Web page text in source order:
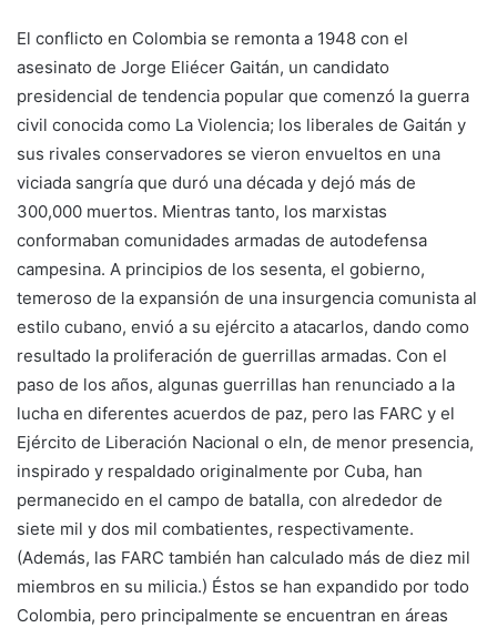
El conflicto en Colombia se remonta a 1948 con el
asesinato de Jorge Eliécer Gaitán, un candidato
presidencial de tendencia popular que comenzó la guerra
civil conocida como La Violencia; los liberales de Gaitán y
sus rivales conservadores se vieron envueltos en una
viciada sangría que duró una década y dejó más de
300,000 muertos. Mientras tanto, los marxistas
conformaban comunidades armadas de autodefensa
campesina. A principios de los sesenta, el gobierno,
temeroso de la expansión de una insurgencia comunista al
estilo cubano, envió a su ejército a atacarlos, dando como
resultado la proliferación de guerrillas armadas. Con el
paso de los años, algunas guerrillas han renunciado a la
lucha en diferentes acuerdos de paz, pero las FARC y el
Ejército de Liberación Nacional o eln, de menor presencia,
inspirado y respaldado originalmente por Cuba, han
permanecido en el campo de batalla, con alrededor de
siete mil y dos mil combatientes, respectivamente.
(Además, las FARC también han calculado más de diez mil
miembros en su milicia.) Éstos se han expandido por todo
Colombia, pero principalmente se encuentran en áreas